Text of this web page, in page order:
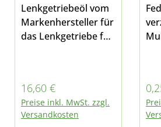
Lenkgetriebeöl vom
Markenhersteller für
das Lenkgetriebe für
Fahrzeuge älterer
Bauart auf
Mineralöbasis gutes
Regulärer Preis:
16,60 €
Preise inkl. MwSt. zzgl.
Versandkosten